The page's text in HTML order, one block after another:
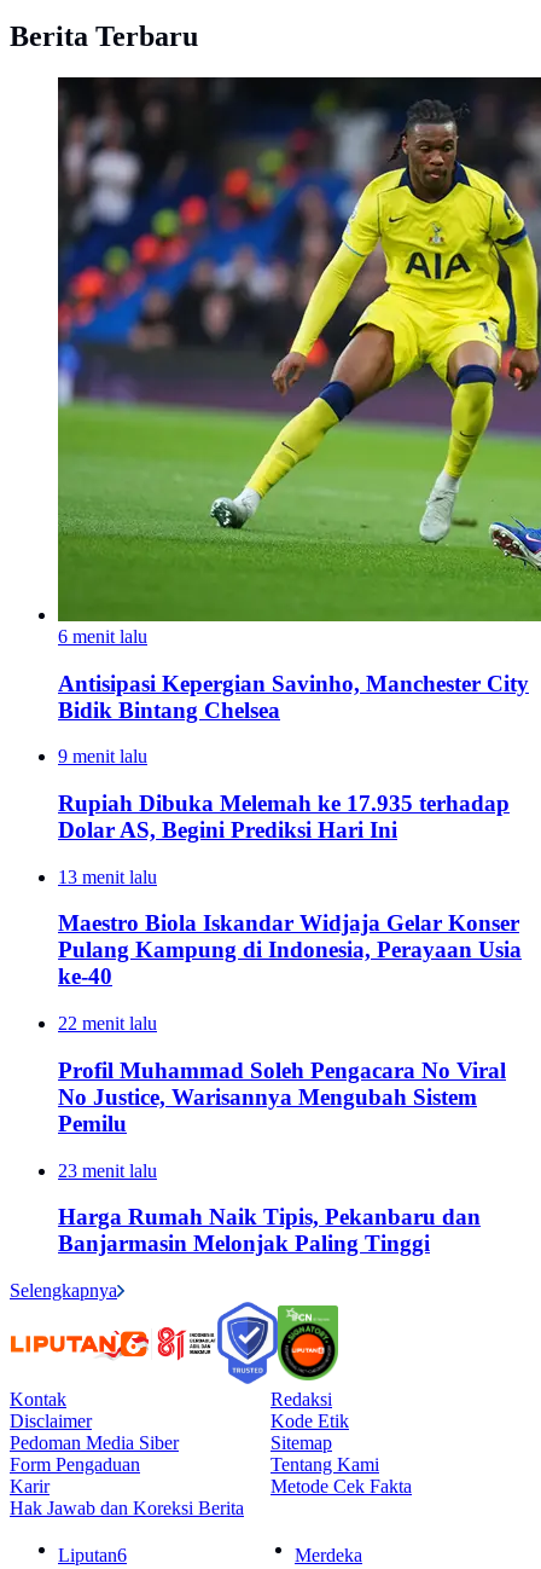
Berita Terbaru
6 menit lalu
Antisipasi Kepergian Savinho, Manchester City
Bidik Bintang Chelsea
9 menit lalu
Rupiah Dibuka Melemah ke 17.935 terhadap
Dolar AS, Begini Prediksi Hari Ini
13 menit lalu
Maestro Biola Iskandar Widjaja Gelar Konser
Pulang Kampung di Indonesia, Perayaan Usia
ke-40
22 menit lalu
Profil Muhammad Soleh Pengacara No Viral
No Justice, Warisannya Mengubah Sistem
Pemilu
23 menit lalu
Harga Rumah Naik Tipis, Pekanbaru dan
Banjarmasin Melonjak Paling Tinggi
Selengkapnya
Kontak
Redaksi
Disclaimer
Kode Etik
Pedoman Media Siber
Sitemap
Form Pengaduan
Tentang Kami
Karir
Metode Cek Fakta
Hak Jawab dan Koreksi Berita
Liputan6 Merdeka